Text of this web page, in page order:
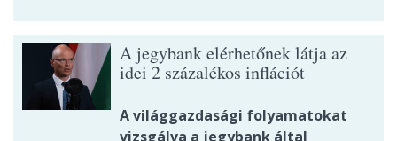
A jegybank elérhetőnek látja az
idei 2 százalékos inflációt
A világgazdasági folyamatokat
vizsgálva a jegybank által